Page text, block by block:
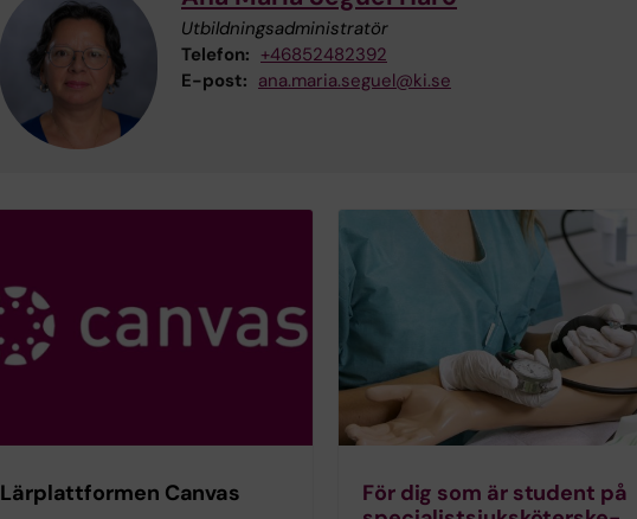
Utbildningsadministratör
Telefon: +46852482392
E-post: ana.maria.seguel@ki.se
Lärplattformen Canvas
För dig som är student på